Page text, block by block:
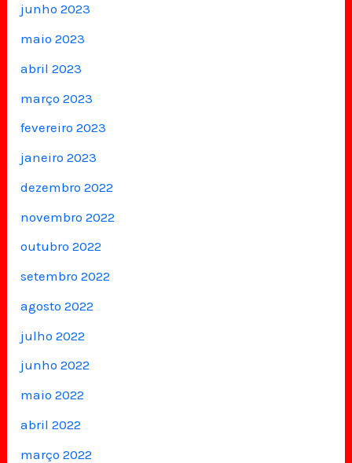
junho 2023
maio 2023
abril 2023
março 2023
fevereiro 2023
janeiro 2023
dezembro 2022
novembro 2022
outubro 2022
setembro 2022
agosto 2022
julho 2022
junho 2022
maio 2022
abril 2022
março 2022